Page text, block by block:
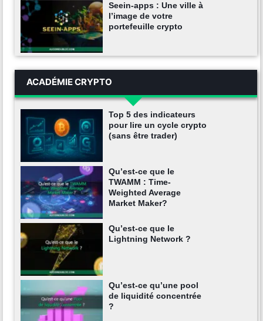
Seein-apps : Une ville à
l’image de votre
portefeuille crypto
ACADÉMIE CRYPTO
Top 5 des indicateurs
pour lire un cycle crypto
(sans être trader)
Qu’est-ce que le
TWAMM : Time-
Weighted Average
Market Maker?
Qu’est-ce que le
Lightning Network ?
Qu’est-ce qu’une pool
de liquidité concentrée
?